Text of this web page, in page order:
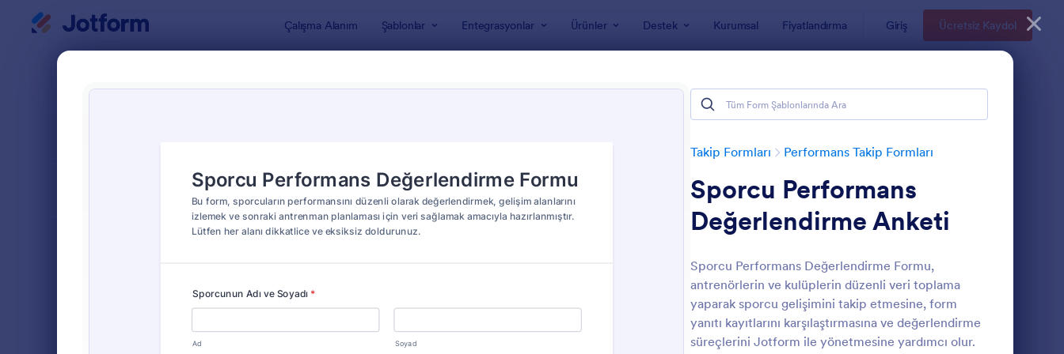
Çalışma Alanım Şablonlar Entegrasyonlar Ürünler Destek Kurumsal Fiyatlandırma Giriş Ücretsiz Kaydol
Takip Formları Performans Takip Formları
Sporcu Performans
Değerlendirme Anketi
Sporcu Performans Değerlendirme Formu,
antrenörlerin ve kulüplerin düzenli veri toplama
yaparak sporcu gelişimini takip etmesine, form
yanıtı kayıtlarını karşılaştırmasına ve değerlendirme
süreçlerini Jotform ile yönetmesine yardımcı olur.
: Sporcu Performans Değerlendirme Anketi
Önizleme: Üç Aylık İlerleme
Klasik
689